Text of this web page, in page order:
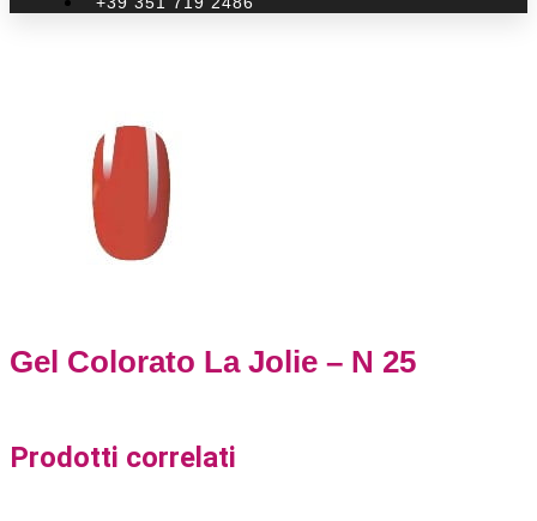
Gel Colorato La Jolie – N 25
Prodotti correlati